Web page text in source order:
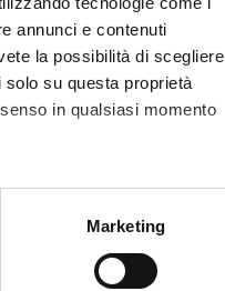
annunci e contenuti
la possibilità di scegliere
su questa proprietà
in qualsiasi momento
metro,Marketing